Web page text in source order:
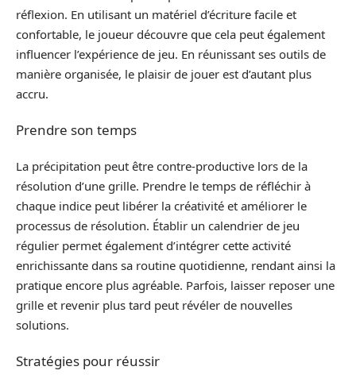
réflexion. En utilisant un matériel d’écriture facile et
confortable, le joueur découvre que cela peut également
influencer l’expérience de jeu. En réunissant ses outils de
manière organisée, le plaisir de jouer est d’autant plus
accru.
Prendre son temps
La précipitation peut être contre-productive lors de la
résolution d’une grille. Prendre le temps de réfléchir à
chaque indice peut libérer la créativité et améliorer le
processus de résolution. Établir un calendrier de jeu
régulier permet également d’intégrer cette activité
enrichissante dans sa routine quotidienne, rendant ainsi la
pratique encore plus agréable. Parfois, laisser reposer une
grille et revenir plus tard peut révéler de nouvelles
solutions.
Stratégies pour réussir